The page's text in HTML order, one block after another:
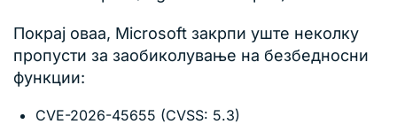
Покрај оваа, Microsoft закрпи уште неколку
пропусти за заобиколување на безбедносни
функции:
CVE-2026-45655 (CVSS: 5.3)